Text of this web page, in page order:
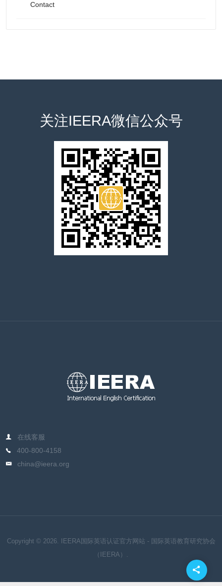
Contact
关注IEERA微信公众号
在线客服
400-800-4158
china@ieera.org
Copyright © 2026. IEERA国际英语认证官方网站 - 国际英语教育研究协会
（IEERA）.